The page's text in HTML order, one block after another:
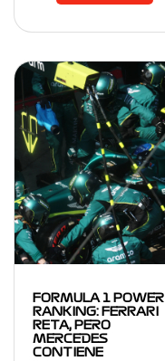
FORMULA 1 POWER
RANKING: FERRARI
RETA, PERO
MERCEDES
CONTIENE